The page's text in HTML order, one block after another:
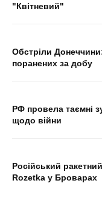
"Квітневий"
Обстріли
поранених за добу
РФ провела таємні
щодо війни
Російський
Rozetka у Броварах